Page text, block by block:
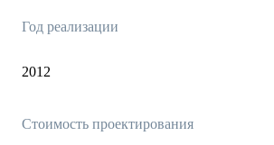
Год реализации
2012
Стоимость проектирования